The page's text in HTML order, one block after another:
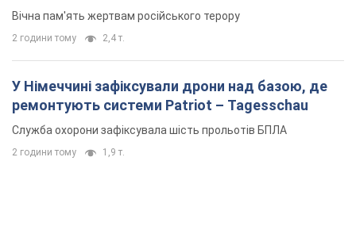
Вічна пам'ять жертвам російського терору
2 години тому 2,4 т.
У Німеччині зафіксували дрони над базою, де
ремонтують системи Patriot – Tagesschau
Служба охорони зафіксувала шість прольотів БПЛА
2 години тому 1,9 т.